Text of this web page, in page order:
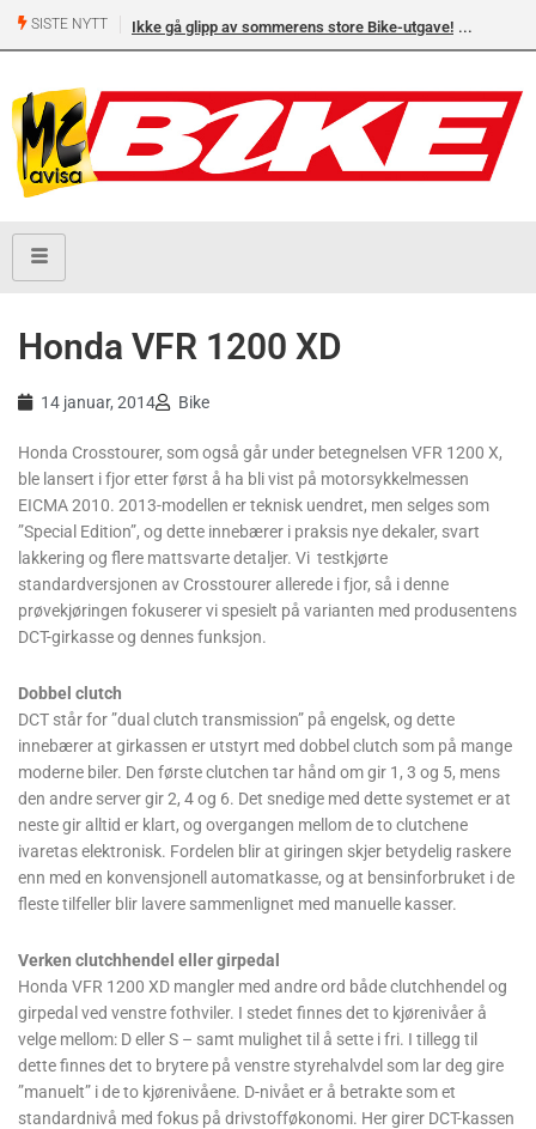
SISTE NYTT Ikke gå glipp av sommerens store Bike-utgave!
Honda VFR 1200 XD
14 januar, 2014 Bike
Honda Crosstourer, som også går under betegnelsen VFR 1200 X,
ble lansert i fjor etter først å ha bli vist på motorsykkelmessen
EICMA 2010. 2013-modellen er teknisk uendret, men selges som
”Special Edition”, og dette innebærer i praksis nye dekaler, svart
lakkering og flere mattsvarte detaljer. Vi testkjørte
standardversjonen av Crosstourer allerede i fjor, så i denne
prøvekjøringen fokuserer vi spesielt på varianten med produsentens
DCT-girkasse og dennes funksjon.
Dobbel clutch
DCT står for ”dual clutch transmission” på engelsk, og dette
innebærer at girkassen er utstyrt med dobbel clutch som på mange
moderne biler. Den første clutchen tar hånd om gir 1, 3 og 5, mens
den andre server gir 2, 4 og 6. Det snedige med dette systemet er at
neste gir alltid er klart, og overgangen mellom de to clutchene
ivaretas elektronisk. Fordelen blir at giringen skjer betydelig raskere
enn med en konvensjonell automatkasse, og at bensinforbruket i de
fleste tilfeller blir lavere sammenlignet med manuelle kasser.
Verken clutchhendel eller girpedal
Honda VFR 1200 XD mangler med andre ord både clutchhendel og
girpedal ved venstre fothviler. I stedet finnes det to kjørenivåer å
velge mellom: D eller S – samt mulighet til å sette i fri. I tillegg til
dette finnes det to brytere på venstre styrehalvdel som lar deg gire
”manuelt” i de to kjørenivåene. D-nivået er å betrakte som et
standardnivå med fokus på drivstofføkonomi. Her girer DCT-kassen